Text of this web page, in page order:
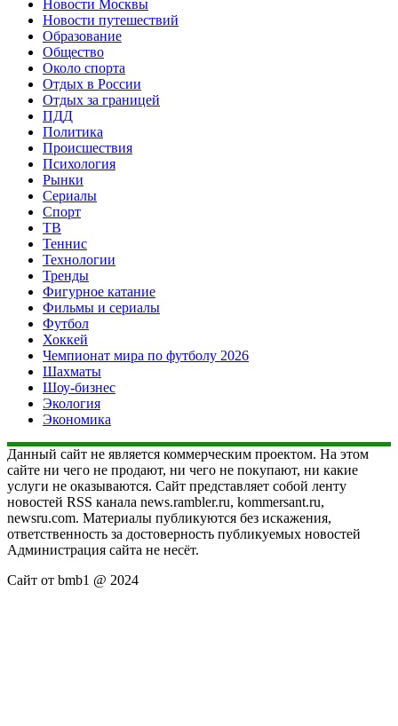
Новости Москвы
Новости путешествий
Образование
Общество
Около спорта
Отдых в России
Отдых за границей
ПДД
Политика
Происшествия
Психология
Рынки
Сериалы
Спорт
ТВ
Теннис
Технологии
Тренды
Фигурное катание
Фильмы и сериалы
Футбол
Хоккей
Чемпионат мира по футболу 2026
Шахматы
Шоу-бизнес
Экология
Экономика
Данный сайт не является коммерческим проектом. На этом
сайте ни чего не продают, ни чего не покупают, ни какие
услуги не оказываются. Сайт представляет собой ленту
новостей RSS канала news.rambler.ru, kommersant.ru,
newsru.com. Материалы публикуются без искажения,
ответственность за достоверность публикуемых новостей
Администрация сайта не несёт.
Сайт от bmb1 @ 2024